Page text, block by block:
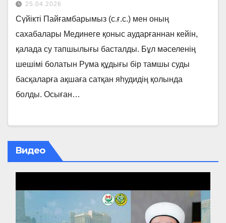
25.04.2026
Сүйікті Пайғамбарымыз (с.ғ.с.) мен оның
сахабалары Мединеге қоныс аударғаннан кейін,
қалада су тапшылығы басталды. Бұл мәселенің
шешімі болатын Рума құдығы бір тамшы суды
басқаларға ақшаға сатқан яһудидің қолында
болды. Осыған…
Видео